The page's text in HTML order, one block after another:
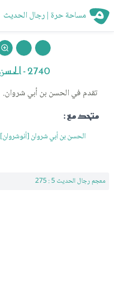
مساحة حرة | رجال الحديث
2740 - الحسن بن أنوشروان
تقدم في الحسن بن أبي شروان.
متحد مع :
الحسن بن أبي شروان [أنوشروان]
معجم رجال الحديث 5 : 275